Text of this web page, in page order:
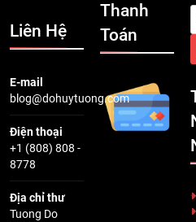
Liên Hệ
E-mail
blog@dohuytuong.com
Điện thoại
+1 (808) 808 -
8778
Địa chỉ thư
Tuong Do
Thanh
Toán